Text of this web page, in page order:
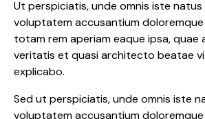
Ut perspiciatis, unde omnis iste
voluptatem accusantium
totam rem aperiam eaque ipsa, quae
veritatis et quasi architecto beatae
explicabo.
Sed ut perspiciatis, unde omnis iste
voluptatem accusantium